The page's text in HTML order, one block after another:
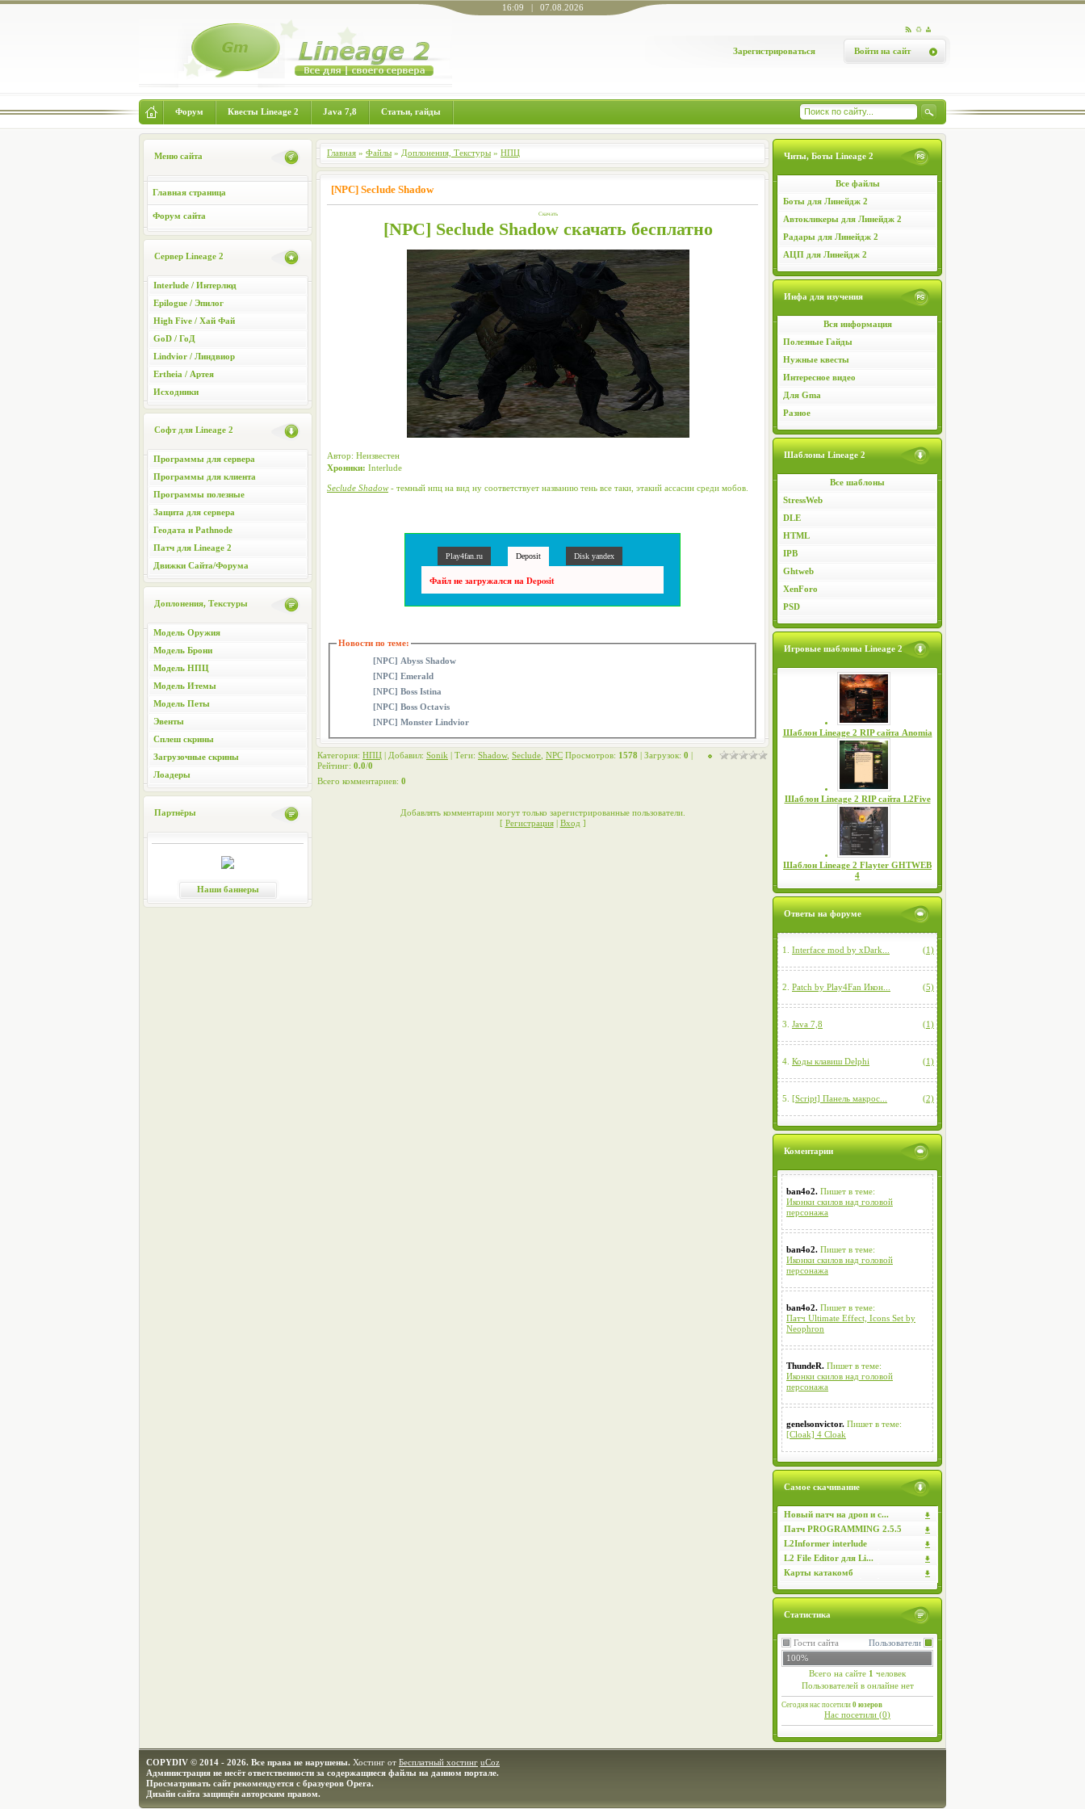
16:09 | 07.08.2026
Войти на сайт
Зарегистрироваться
Форум Квесты Lineage 2 Java 7,8 Статьи, гайды
Меню сайта
Главная страница
Форум сайта
Сервер Lineage 2
Interlude / Интерлюд
Epilogue / Эпилог
High Five / Хай Фай
GoD / ГоД
Lindvior / Линдвиор
Ertheia / Артея
Исходники
Софт для Lineage 2
Программы для сервера
Программы для клиента
Программы полезные
Защита для сервера
Геодата и Pathnode
Патч для Lineage 2
Движки Сайта/Форума
Доплонения, Текстуры
Модель Оружия
Модель Брони
Модель НПЦ
Модель Итемы
Модель Петы
Эвенты
Сплеш скрины
Загрузочные скрины
Лоадеры
Партнёры
Наши баннеры
Читы, Боты Lineage 2
Все файлы
Боты для Линейдж 2
Автокликеры для Линейдж 2
Радары для Линейдж 2
АЦП для Линейдж 2
Инфа для изучения
Вся информация
Полезные Гайды
Нужные квесты
Интересное видео
Для Gma
Разное
Шаблоны Lineage 2
Все шаблоны
StressWeb
DLE
HTML
IPB
Ghtweb
XenForo
PSD
Игровые шаблоны Lineage 2
Шаблон Lineage 2 RIP сайта Anomia
Шаблон Lineage 2 RIP сайта L2Five
Шаблон Lineage 2 Flayter GHTWEB
4
Ответы на форуме
1. Interface mod by xDark... (1)
2. Patch by Play4Fan Икон... (5)
3. Java 7,8 (1)
4. Коды клавиш Delphi (1)
5. [Script] Панель макрос... (2)
Коментарии
ban4o2. Пишет в теме:
Иконки скилов над головой
персонажа
ban4o2. Пишет в теме:
Иконки скилов над головой
персонажа
ban4o2. Пишет в теме:
Патч Ultimate Effect, Icons Set by
Neophron
ThundeR. Пишет в теме:
Иконки скилов над головой
персонажа
genelsonvictor. Пишет в теме:
[Cloak] 4 Cloak
Самое скачивание
Новый патч на дроп и с...
Патч PROGRAMMING 2.5.5
L2Informer interlude
L2 File Editor для Li...
Карты катакомб
Статистика
Пользователи
Гости сайта
100%
Всего на сайте 1 человек
Пользователей в онлайне нет
Сегодня нас посетили 0 юзеров
Нас посетили (0)
Главная » Файлы » Доплонения, Текстуры » НПЦ
[NPC] Seclude Shadow
Скачать
[NPC] Seclude Shadow скачать бесплатно
Автор: Неизвестен
Хроники: Interlude
Seclude Shadow- темный нпц на вид ну соответствует названию тень все таки, этакий ассасин среди мобов.
Play4fan.ru Deposit Disk yandex
Файл не загружался на Deposit
Новости по теме:
[NPC] Abyss Shadow
[NPC] Emerald
[NPC] Boss Istina
[NPC] Boss Octavis
[NPC] Monster Lindvior
Категория: НПЦ | Добавил: Sonik | Теги: Shadow, Seclude NPC Просмотров: 1578 | Загрузок: 0 |
Рейтинг: 0.0/0
Всего комментариев: 0
Добавлять комментарии могут только зарегистрированные пользователи.
[ Регистрация| Вход ]
COPYDIV © 2014 - 2026. Все права не нарушены. Хостинг от Бесплатный хостинг uCoz
Администрация не несёт ответственности за содержащиеся файлы на данном портале.
Просматривать сайт рекомендуется с бразуеров Opera.
Дизайн сайта защищён авторским правом.